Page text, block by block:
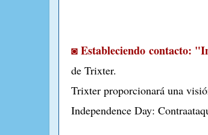
◙ Estableciendo contacto:
de Trixter.
Trixter proporcionará una
Independence Day: